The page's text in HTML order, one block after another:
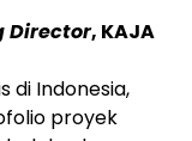
Director, KAJA
di Indonesia,
proyek